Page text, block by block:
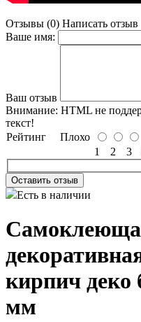
Отзывы (0) Написать отзыв
Ваше имя:
Ваш отзыв
Внимание: HTML не
текст!
Рейтинг Плохо
1
2 3
Оставить отзыв
Есть в наличии
кирпич деко
мм